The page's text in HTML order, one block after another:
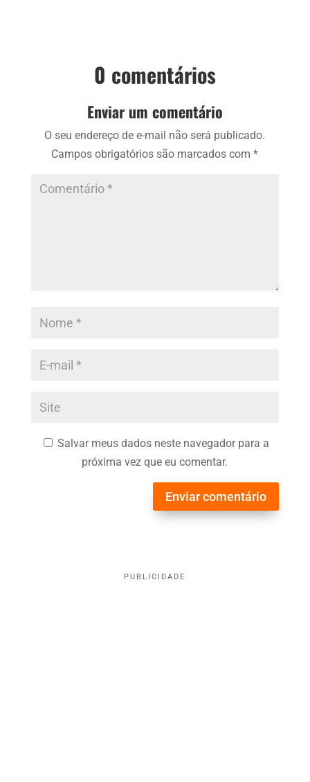
0 comentários
Enviar um comentário
O seu endereço de e-mail não será publicado.
Campos obrigatórios são marcados com*
Salvar meus dados neste navegador para a
próxima vez que eu comentar.
Enviar comentário
PUBLICIDADE